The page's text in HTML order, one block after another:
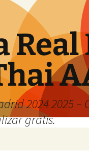
2024 2025
gratis.